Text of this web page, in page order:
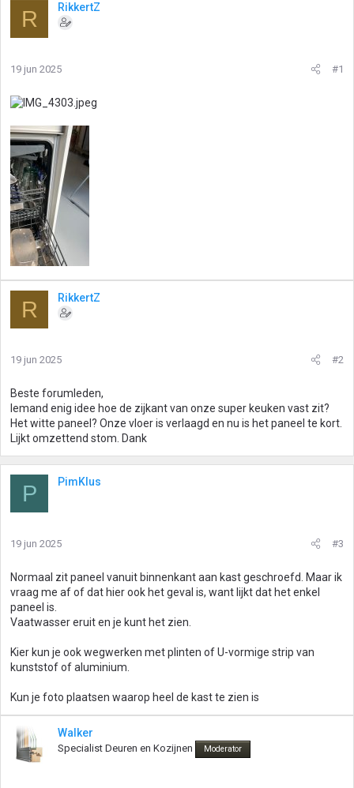
R RikkertZ
19 jun 2025 #1
R RikkertZ
19 jun 2025 #2
Beste forumleden,
Iemand enig idee hoe de zijkant van onze super keuken vast zit?
Het witte paneel? Onze vloer is verlaagd en nu is het paneel te kort.
Lijkt omzettend stom. Dank
P PimKlus
19 jun 2025 #3
Normaal zit paneel vanuit binnenkant aan kast geschroefd. Maar ik
vraag me af of dat hier ook het geval is, want lijkt dat het enkel
paneel is.
Vaatwasser eruit en je kunt het zien.
Kier kun je ook wegwerken met plinten of U-vormige strip van
kunststof of aluminium.
Kun je foto plaatsen waarop heel de kast te zien is
Walker
Specialist Deuren en Kozijnen Moderator